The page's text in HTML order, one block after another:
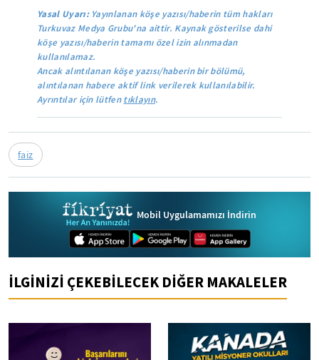
Yasal Uyarı:Yayınlanan köşe yazısı/haberin tüm hakları
Turkuvaz Medya Grubu'na aittir. Kaynak gösterilse dahi
köşe yazısı/haberin tamamı özel izin alınmadan
kullanılamaz.
Ancak alıntılanan köşe yazısı/haberin bir bölümü,
alıntılanan habere aktif link verilerek kullanılabilir.
Ayrıntılar için lütfentıklayın.
faiz
Mobil Uygulamamızı İndirin
İLGİNİZİ ÇEKEBİLECEK DİĞER MAKALELER